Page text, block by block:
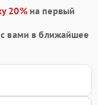
20%на первый
вами в ближайшее